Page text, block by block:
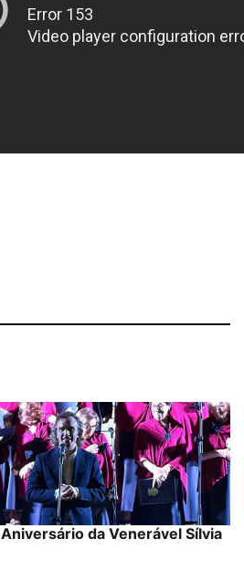
Aniversário da Venerável Sílvia